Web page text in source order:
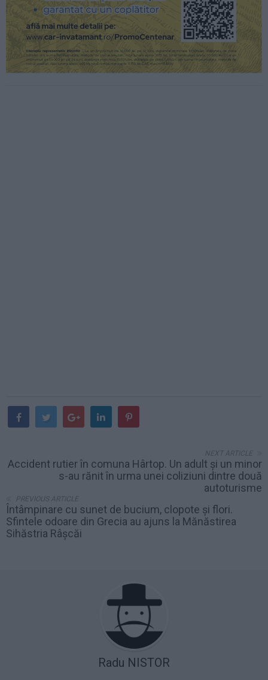
NEXT ARTICLE
Accident rutier în comuna Hârtop. Un adult și un minor
s-au rănit în urma unei coliziuni dintre două
autoturisme
PREVIOUS ARTICLE
Întâmpinare cu sunet de bucium, clopote și flori.
Sfintele odoare din Grecia au ajuns la Mănăstirea
Sihăstria Râșcăi
Radu NISTOR